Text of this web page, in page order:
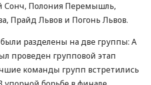
Сонч, Полония Перемышль,
Прайд Львов и Погонь Львов.
разделены на две группы: А
проведен групповой этап
команды групп встретились